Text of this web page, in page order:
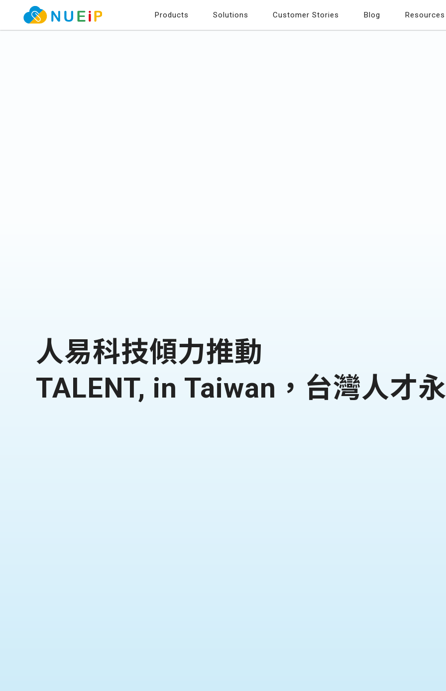
Products Solutions Customer Stories Blog Resources
人易科技傾力推動
TALENT, in Taiwan，台灣人才